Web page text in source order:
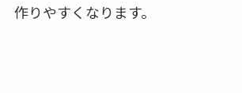
作りやすくなります。